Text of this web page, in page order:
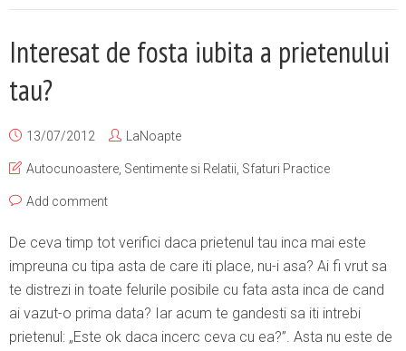
Interesat de fosta iubita a prietenului
tau?
13/07/2012 LaNoapte
Autocunoastere Sentimente si Relatii Sfaturi Practice
Add comment
De ceva timp tot verifici daca prietenul tau inca mai este
impreuna cu tipa asta de care iti place, nu-i asa? Ai fi vrut sa
te distrezi in toate felurile posibile cu fata asta inca de cand
ai vazut-o prima data? Iar acum te gandesti sa iti intrebi
prietenul: „Este ok daca incerc ceva cu ea?”. Asta nu este de